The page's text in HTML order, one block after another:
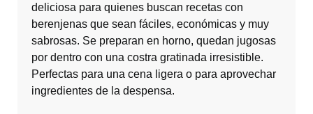
deliciosa para quienes buscan recetas con
berenjenas que sean fáciles, económicas y muy
sabrosas. Se preparan en horno, quedan jugosas
por dentro con una costra gratinada irresistible.
Perfectas para una cena ligera o para aprovechar
ingredientes de la despensa.